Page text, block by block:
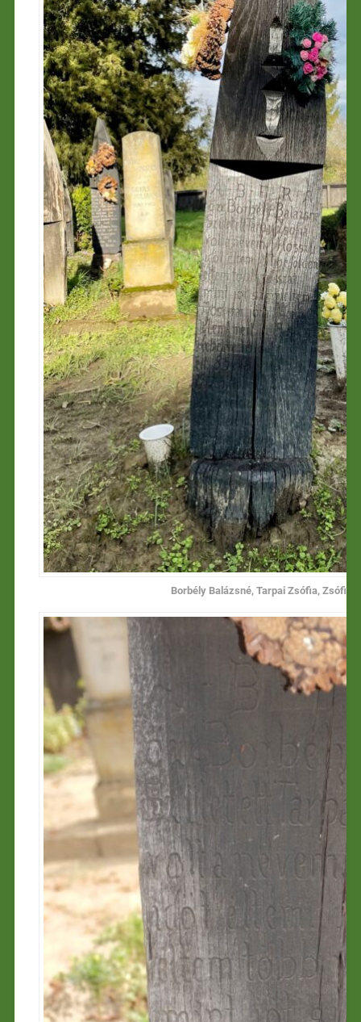
Borbély Balázsné, Tarpai Zsófia, Zsófi